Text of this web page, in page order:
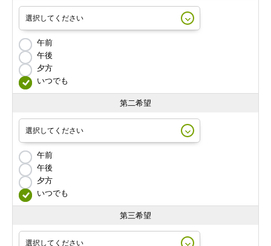
午前
午後
夕方
いつでも
第二希望
午前
午後
夕方
いつでも
第三希望